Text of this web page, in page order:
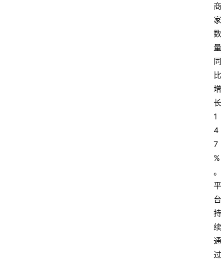
商
家
数
量
同
比
增
长
1
4
7
%
。
平
台
持
续
通
过